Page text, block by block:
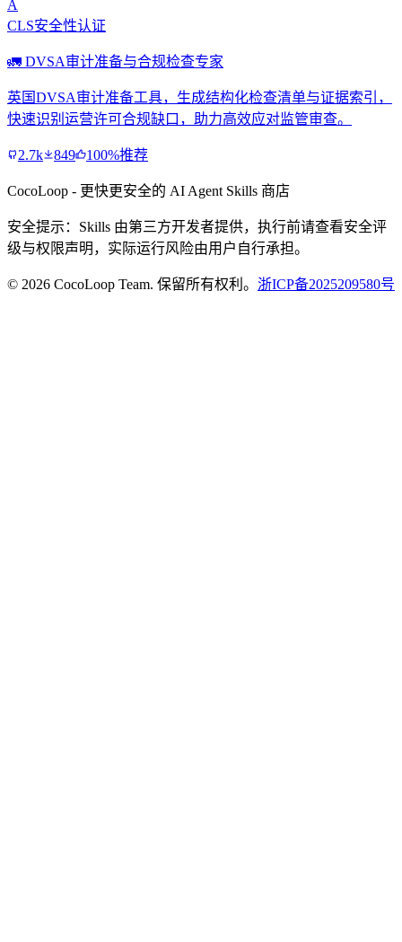
A
CLS安全性认证
🚛 DVSA审计准备与合规检查专家
英国DVSA审计准备工具，生成结构化检查清单与证据索引，
快速识别运营许可合规缺口，助力高效应对监管审查。
2.7k 849 100%推荐
CocoLoop - 更快更安全的 AI Agent Skills 商店
安全提示：Skills 由第三方开发者提供，执行前请查看安全评
级与权限声明，实际运行风险由用户自行承担。
© 2026 CocoLoop Team. 保留所有权利。 浙ICP备2025209580号